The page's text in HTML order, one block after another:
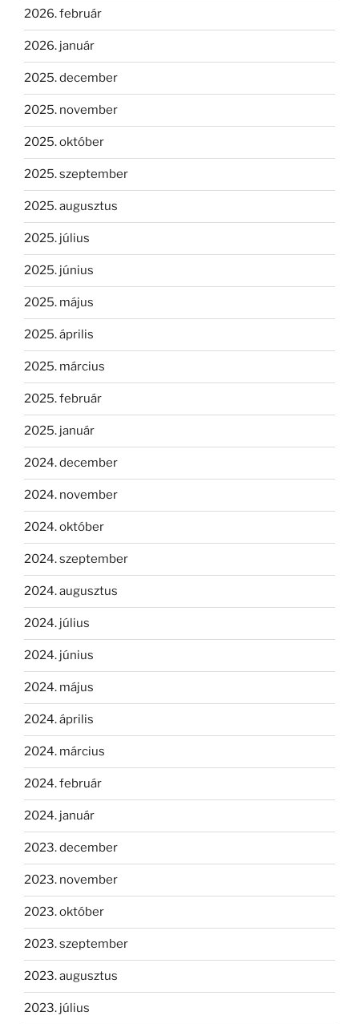
2026. február
2026. január
2025. december
2025. november
2025. október
2025. szeptember
2025. augusztus
2025. július
2025. június
2025. május
2025. április
2025. március
2025. február
2025. január
2024. december
2024. november
2024. október
2024. szeptember
2024. augusztus
2024. július
2024. június
2024. május
2024. április
2024. március
2024. február
2024. január
2023. december
2023. november
2023. október
2023. szeptember
2023. augusztus
2023. július